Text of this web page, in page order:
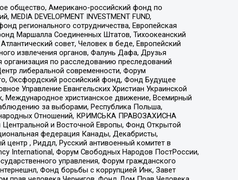
общество, Американо-российский фонд по
DEVELOPMENT INVESTMENT FUND,
регионального сотрудничества, Европейская
Маршалла Соединенных Штатов, Тихоокеанский
совет, Человек в беде, Европейский
извлечения органов, Фалунь Дафа, Друзья
по расследованию преследований
либеральной современности, Форум
Оксфордский российский фонд, Фонд Будущее
Управление Евангельских Христиан Украинской
христианское движение, Всемирный
за выборами, Республика Польша,
Отношений, КРИМСЬКА ПРАВОЗАХИСНА
Центральной и Восточной Европы, Фонд Открытой
федерация Канады, Декабристы,
, Риддл, Русский антивоенный комитет в
International, Форум Свободных Народов ПостРоссии,
управления, Форум гражданского
Фонд борьбы с коррупцией Инк, Завет